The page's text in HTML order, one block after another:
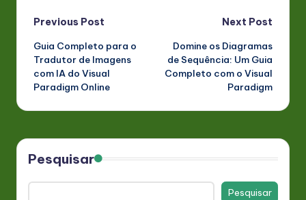
Post
navigation
Previous Post
Guia Completo para o
Tradutor de Imagens
com IA do Visual
Paradigm Online
Next Post
Domine os Diagramas
de Sequência: Um Guia
Completo com o Visual
Paradigm
Pesquisar
Pesquisar